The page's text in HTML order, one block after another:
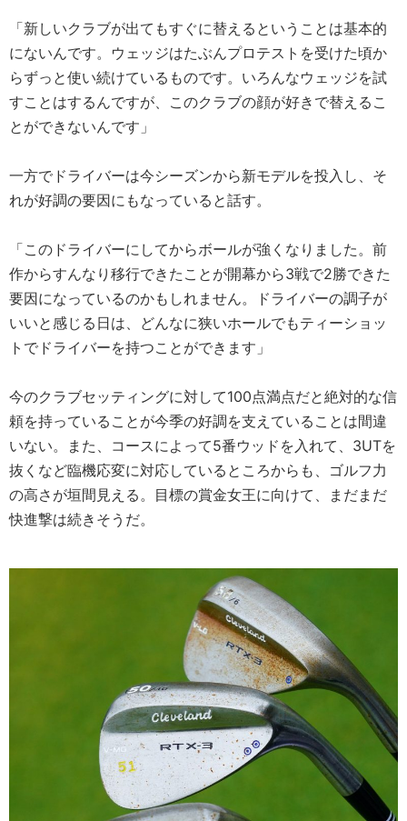
「新しいクラブが出てもすぐに替えるということは基本的
にないんです。ウェッジはたぶんプロテストを受けた頃か
らずっと使い続けているものです。いろんなウェッジを試
すことはするんですが、このクラブの顔が好きで替えるこ
とができないんです」
一方でドライバーは今シーズンから新モデルを投入し、そ
れが好調の要因にもなっていると話す。
「このドライバーにしてからボールが強くなりました。前
作からすんなり移行できたことが開幕から3戦で2勝できた
要因になっているのかもしれません。ドライバーの調子が
いいと感じる日は、どんなに狭いホールでもティーショッ
トでドライバーを持つことができます」
今のクラブセッティングに対して100点満点だと絶対的な信
頼を持っていることが今季の好調を支えていることは間違
いない。また、コースによって5番ウッドを入れて、3UTを
抜くなど臨機応変に対応しているところからも、ゴルフ力
の高さが垣間見える。目標の賞金女王に向けて、まだまだ
快進撃は続きそうだ。